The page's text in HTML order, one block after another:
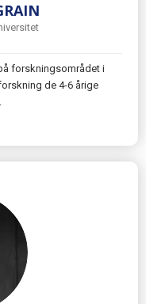
forskningsområdet i
de 4-6 årige